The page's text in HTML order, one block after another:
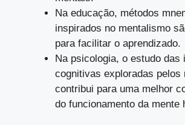
Na educação, métodos
inspirados no mentalismo
para facilitar o aprendizado.
Na psicologia, o estudo das
cognitivas exploradas pelos
contribui para uma melhor
do funcionamento da mente